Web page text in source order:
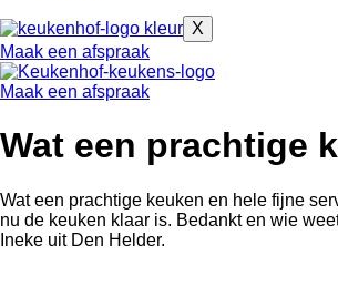
X
Maak een afspraak
Maak een afspraak
Wat een prachtige
Wat een prachtige keuken en hele fijne
nu de keuken klaar is. Bedankt en wie
Ineke uit Den Helder.